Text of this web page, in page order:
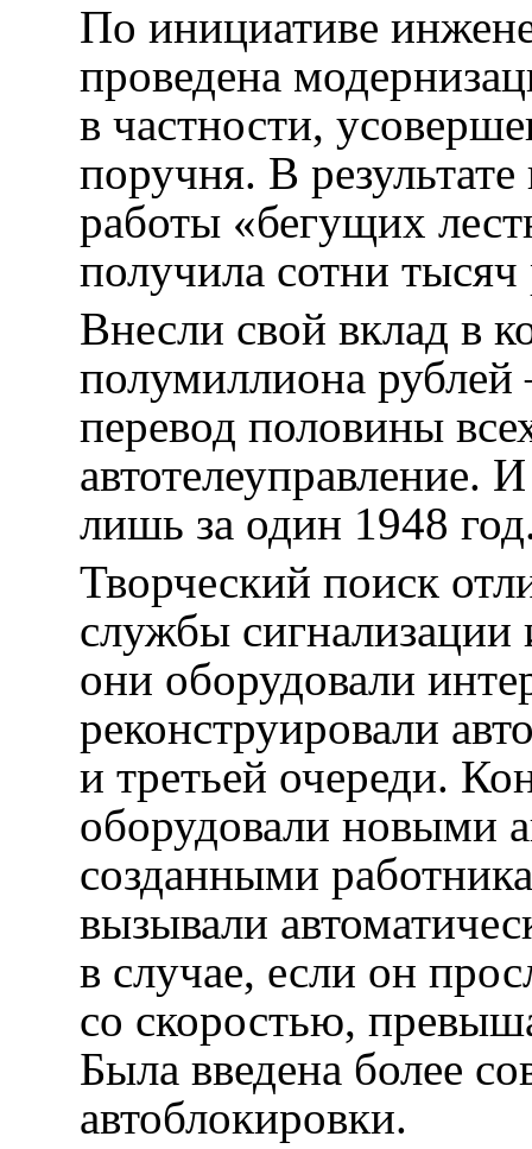
По инициативе
проведена
в частности,
поручня. В
работы «бегущих
получила сотни
Внесли свой вклад в
полумиллиона
перевод половины
автотелеуправление.
лишь за один 1948
Творческий поиск
службы сигнализации
они оборудовали
реконструировали
и третьей очереди.
оборудовали новыми
созданными
вызывали
в случае, если он
со скоростью,
Была введена более
автоблокировки.